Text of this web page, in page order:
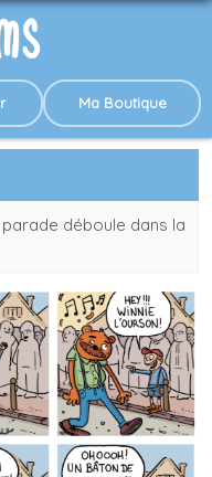
Ma Boutique
déboule dans la